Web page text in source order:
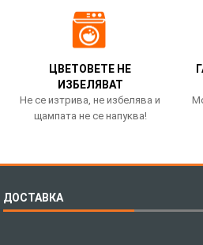
ЦВЕТОВЕТЕ НЕ
ИЗБЕЛЯВАТ
Не се изтрива, не избелява и
щампата не се напуква!
ДОСТАВКА